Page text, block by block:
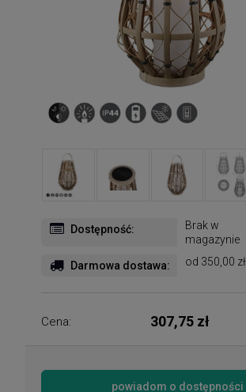
Dostępność:
Brak w
magazynie
Darmowa dostawa: od 350,00 zł
Cena: 307,75 zł
powiadom o dostępności